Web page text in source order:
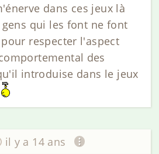
dans ces jeux là
qui les font ne font
respecter l'aspect
des
introduise dans le jeux
il y a 14 ans